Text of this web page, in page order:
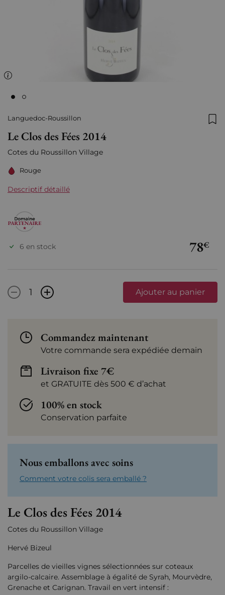
Languedoc-Roussillon
Le Clos des Fées 2014
Cotes du Roussillon Village
Rouge
Descriptif détaillé
78€
6 en stock
- + Ajouter au panier
Commandez maintenant
Votre commande sera expédiée demain
Livraison fixe 7€
et GRATUITE dès 500 € d’achat
100% en stock
Conservation parfaite
Nous emballons avec soins
Comment votre colis sera emballé ?
Le Clos des Fées 2014
Cotes du Roussillon Village
Hervé Bizeul
Parcelles de vieilles vignes sélectionnées sur coteaux
argilo-calcaire. Assemblage à égalité de Syrah, Mourvèdre,
Grenache et Carignan. Travail en vert intensif :